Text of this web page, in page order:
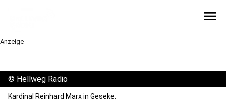
menu
Anzeige
© Hellweg Radio
Kardinal Reinhard Marx in Geseke.